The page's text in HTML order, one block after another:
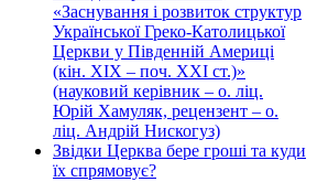
«Заснування і розвиток структур
Української Греко-Католицької
Церкви у Південній Америці
(кін. ХІХ – поч. ХХІ ст.)»
(науковий керівник – о. ліц.
Юрій Хамуляк, рецензент – о.
ліц. Андрій Нискогуз)
Звідки Церква бере гроші та куди
їх спрямовує?